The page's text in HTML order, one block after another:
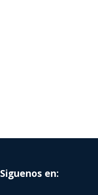
Siguenos en: